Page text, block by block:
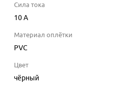
Сила тока
10A
Материал оплётки
PVC
Цвет
чёрный